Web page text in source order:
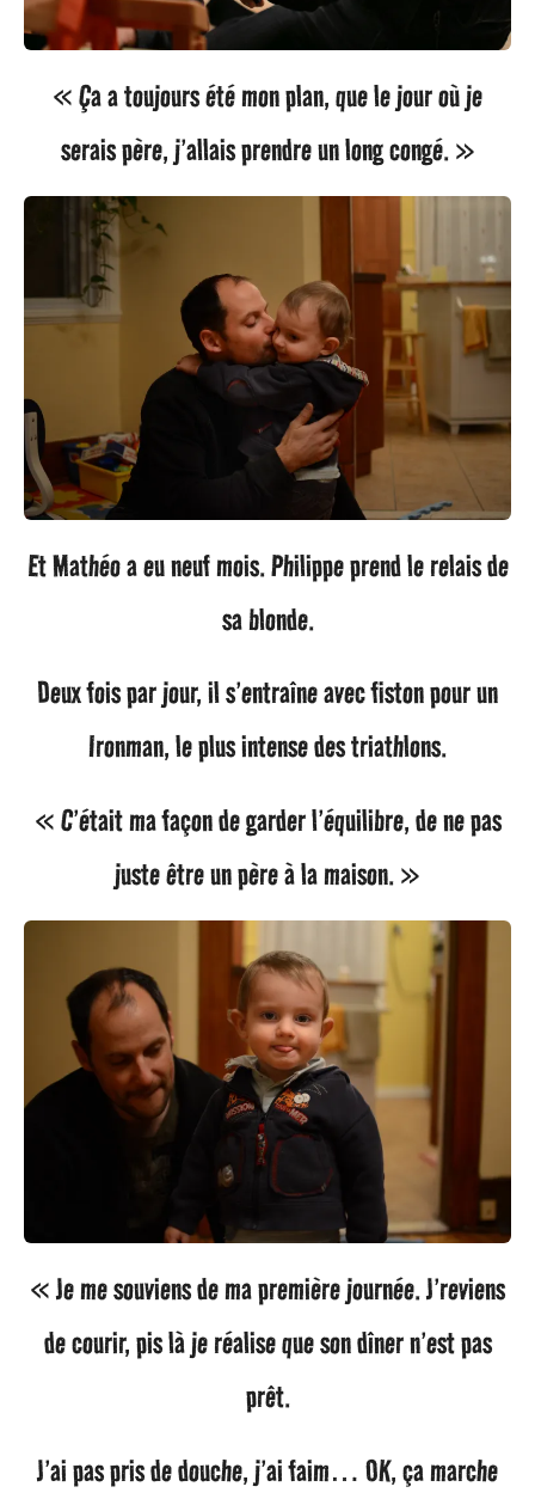
s
o
« Ça a toujours été mon plan, que le jour où je
serais père, j’allais prendre un long congé. »
Et Mathéo a eu neuf mois. Philippe prend le relais de
sa blonde.
Deux fois par jour, il s’entraîne avec fiston pour un
Ironman, le plus intense des triathlons.
« C’était ma façon de garder l’équilibre, de ne pas
juste être un père à la maison. »
« Je me souviens de ma première journée. J’reviens
de courir, pis là je réalise que son dîner n’est pas
prêt.
J’ai pas pris de douche, j’ai faim… OK, ça marche